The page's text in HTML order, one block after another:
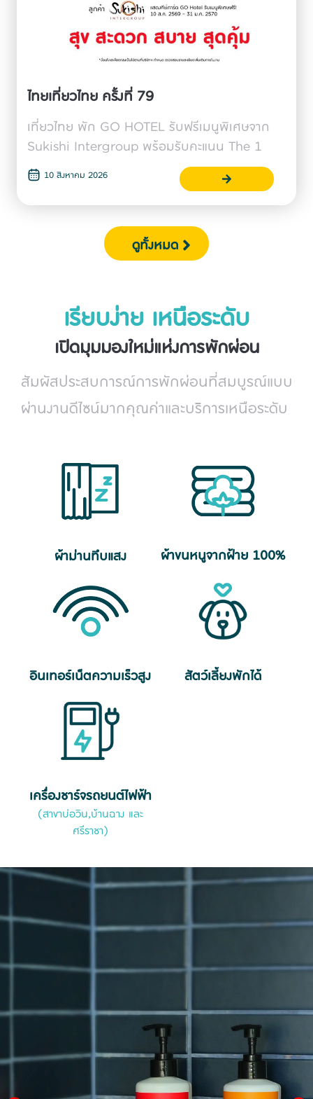
ไทยเที่ยวไทย ครั้งที่ 79
เที่ยวไทย พัก GO HOTEL รับฟรีเมนูพิเศษจาก
Sukishi Intergroup พร้อมรับคะแนน The 1
10 สิงหาคม 2026
ดูทั้งหมด
เรียบง่าย เหนือระดับ
เปิดมุมมองใหม่แห่งการพักผ่อน
สัมผัสประสบการณ์การพักผ่อนที่สมบูรณ์แบบ
ผ่านงานดีไซน์มากคุณค่าและบริการเหนือระดับ
ผ้าม่านทึบแสง ผ้าขนหนูจากฝ้าย 100%
อินเทอร์เน็ตความเร็วสูง สัตว์เลี้ยงพักได้
เครื่องชาร์จรถยนต์ไฟฟ้า
(สาขาบ่อวิน,บ้านฉาง และ
ศรีราชา)